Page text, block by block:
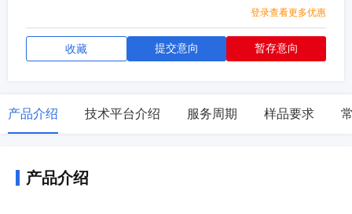
登录查看更多优惠
收藏 提交意向 暂存意向
产品介绍 技术平台介绍 服务周期 样品要求
产品介绍